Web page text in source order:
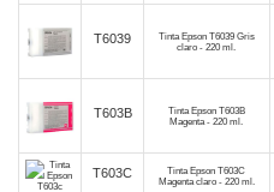
T6039
Tinta Epson T6039 Gris
claro - 220 ml.
T603B
Tinta Epson T603B
Magenta - 220 ml.
T603C
Tinta Epson T603C
Magenta claro - 220 ml.